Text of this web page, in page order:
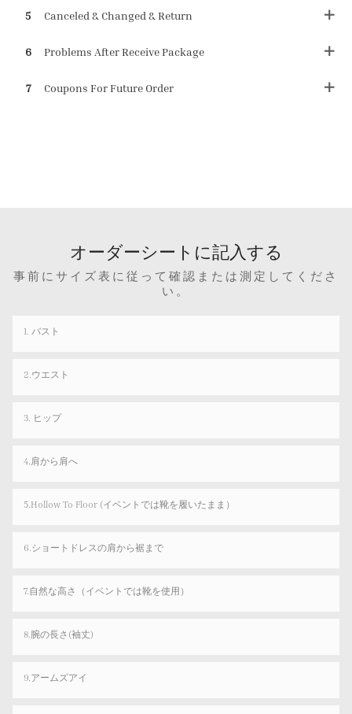
5 Canceled & Changed & Return
6 Problems After Receive Package
7 Coupons For Future Order
オーダーシートに記入する
事前にサイズ表に従って確認または測定してくださ
い。
1. バスト
2.ウエスト
3. ヒップ
4.肩から肩へ
5.Hollow To Floor (イベントでは靴を履いたまま）
6.ショートドレスの肩から裾まで
7.自然な高さ（イベントでは靴を使用）
8.腕の長さ(袖丈)
9.アームズアイ